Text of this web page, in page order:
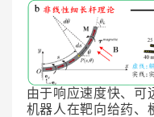
由于响应速度快、可
机器人在靶向给药、